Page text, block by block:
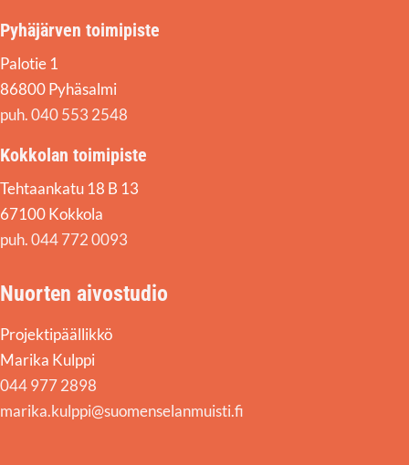
Pyhäjärven toimipiste
Palotie 1
86800 Pyhäsalmi
puh. 040 553 2548
Kokkolan toimipiste
Tehtaankatu 18 B 13
67100 Kokkola
puh. 044 772 0093
Nuorten aivostudio
Projektipäällikkö
Marika Kulppi
044 977 2898
marika.kulppi@suomenselanmuisti.fi